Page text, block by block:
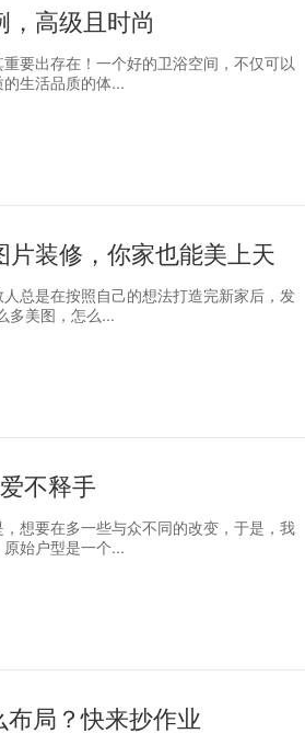
高级且时尚
要出存在！一个好的卫浴空间，不仅可以
生活品质的体...
装修，你家也能美上天
总是在按照自己的想法打造完新家后，发
多美图，怎么...
不释手
想要在多一些与众不同的改变，于是，我
始户型是一个...
局？快来抄作业